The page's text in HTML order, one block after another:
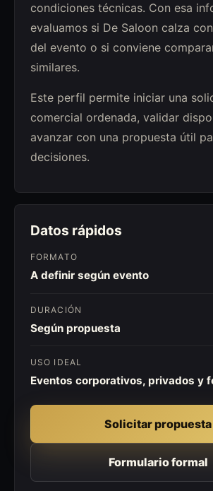
condiciones técnicas. Con esa
evaluamos si De Saloon calza
del evento o si conviene
similares.
Este perfil permite iniciar una
comercial ordenada, validar
avanzar con una propuesta útil
decisiones.
Datos rápidos
FORMATO
A definir según evento
DURACIÓN
Según propuesta
USO IDEAL
Eventos corporativos, privados y
Solicitar propuesta
Formulario formal